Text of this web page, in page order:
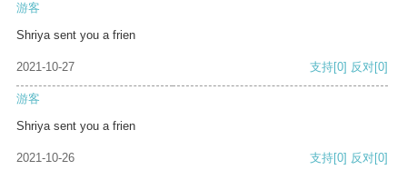
游客
Shriya sent you a frien
2021-10-27 支持[0] 反对[0]
游客
Shriya sent you a frien
2021-10-26 支持[0] 反对[0]